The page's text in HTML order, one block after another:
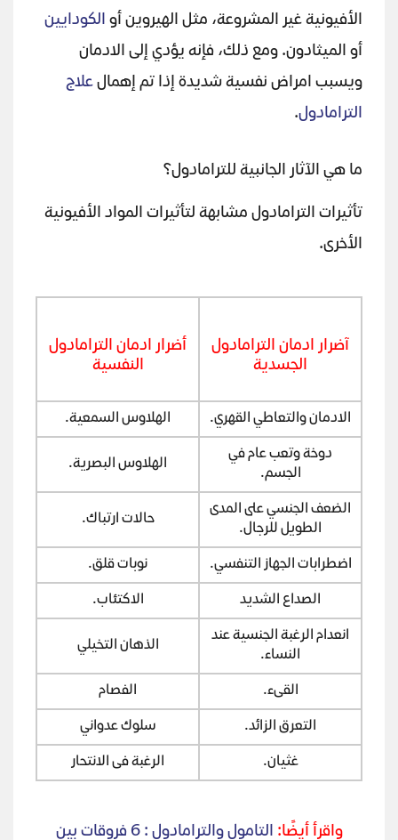
الأفيونية غير المشروعة، مثل الهيروين أو الكودايين
أو الميثادون. ومع ذلك، فإنه يؤدي إلى الادمان
ويسبب امراض نفسية شديدة إذا تم إهمالعلاج
الترامادول.
ما هي الآثار الجانبية للترامادول؟
تأثيرات الترامادول مشابهة لتأثيرات المواد الأفيونية
الأخرى.
آضرار ادمان الترامادول
الجسدية
أضرار ادمان الترامادول
النفسية
الادمان والتعاطي القهري. الهلاوس السمعية.
دوخة وتعب عام في
الجسم.
الهلاوس البصرية.
الضعف الجنسي على المدى
الطويل للرجال.
حالات ارتباك.
اضطرابات الجهاز التنفسي. نوبات قلق.
الصداع الشديد الاكتئاب.
انعدام الرغبة الجنسية عند
النساء.
الذهان التخيلي
القىء. الفصام
التعرق الزائد. سلوك عدواني
غثيان. الرغبة فى الانتحار
واقرأ أيضًا: التامول والترامادول : 6 فروقات بين